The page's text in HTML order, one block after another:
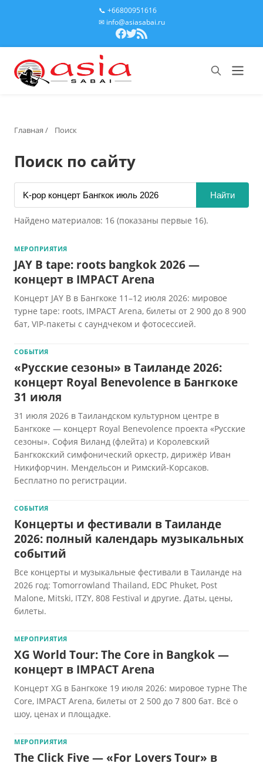
📞 +66800951616
✉ info@asiasabai.ru
Главная / Поиск
Поиск по сайту
Найти
Найдено материалов: 16 (показаны первые 16).
МЕРОПРИЯТИЯ
JAY B tape: roots bangkok 2026 —
концерт в IMPACT Arena
Концерт JAY B в Бангкоке 11–12 июля 2026: мировое
турне tape: roots, IMPACT Arena, билеты от 2 900 до 8 900
бат, VIP-пакеты с саундчеком и фотосессией.
СОБЫТИЯ
«Русские сезоны» в Таиланде 2026:
концерт Royal Benevolence в Бангкоке
31 июля
31 июля 2026 в Таиландском культурном центре в
Бангкоке — концерт Royal Benevolence проекта «Русские
сезоны». София Виланд (флейта) и Королевский
Бангкокский симфонический оркестр, дирижёр Иван
Никифорчин. Мендельсон и Римский-Корсаков.
Бесплатно по регистрации.
СОБЫТИЯ
Концерты и фестивали в Таиланде
2026: полный календарь музыкальных
событий
Все концерты и музыкальные фестивали в Таиланде на
2026 год: Tomorrowland Thailand, EDC Phuket, Post
Malone, Mitski, ITZY, 808 Festival и другие. Даты, цены,
билеты.
МЕРОПРИЯТИЯ
XG World Tour: The Core in Bangkok —
концерт в IMPACT Arena
Концерт XG в Бангкоке 19 июля 2026: мировое турне The
Core, IMPACT Arena, билеты от 2 500 до 7 800 бат. Всё о
шоу, ценах и площадке.
МЕРОПРИЯТИЯ
The Click Five — «For Lovers Tour» в